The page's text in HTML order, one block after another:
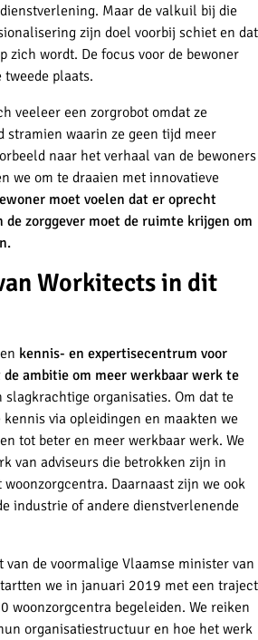
Maar de valkuil bij die
zijn doel voorbij schiet en dat
zich wordt. De focus voor de bewoner
tweede plaats.
veeleer een zorgrobot omdat ze
stramien waarin ze geen tijd meer
naar het verhaal van de bewoners
we om te draaien met innovatieve
moet voelen dat er oprecht
de zorggever moet de ruimte krijgen om
Workitects in dit
kennis- en expertisecentrum voor
ambitie om meer werkbaar werk te
slagkrachtige organisaties. Om dat te
via opleidingen en maakten we
tot beter en meer werkbaar werk. We
van adviseurs die betrokken zijn in
Daarnaast zijn we ook
industrie of andere dienstverlenende
van de voormalige Vlaamse minister van
we in januari 2019 met een traject
woonzorgcentra begeleiden. We reiken
organisatiestructuur en hoe het werk